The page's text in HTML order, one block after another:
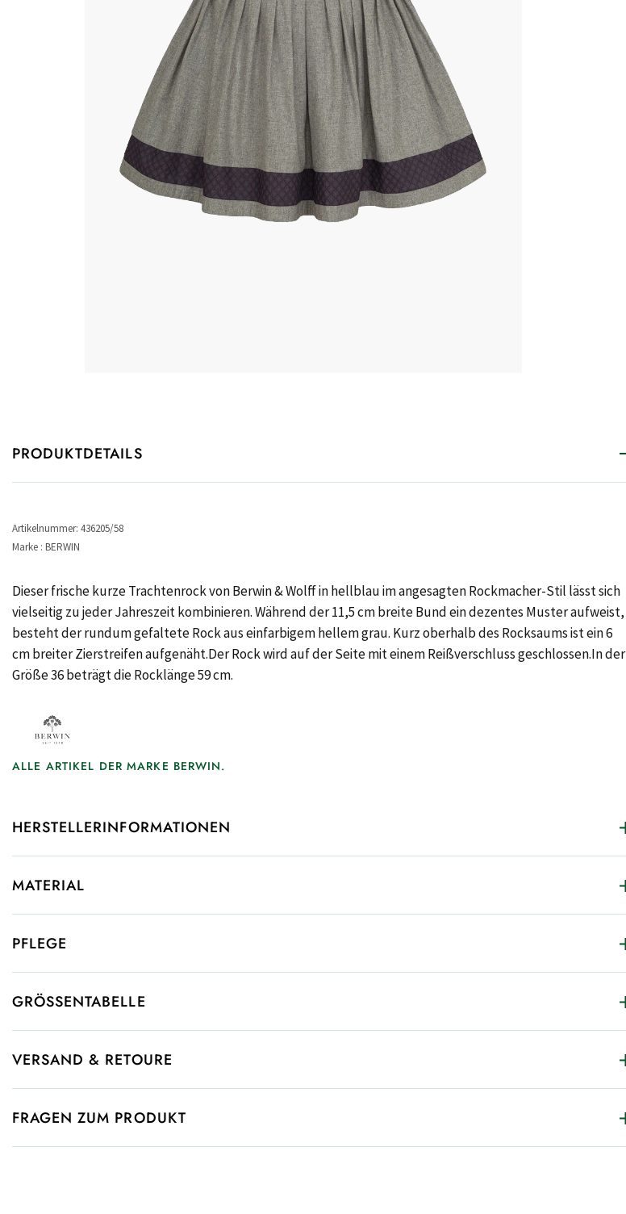
PRODUKTDETAILS
Artikelnummer: 436205/58
Marke : BERWIN
Dieser frische kurze Trachtenrock von Berwin & Wolff in hellblau im angesagten Rockmacher-Stil lässt sich
vielseitig zu jeder Jahreszeit kombinieren. Während der 11,5 cm breite Bund ein dezentes Muster aufweist,
besteht der rundum gefaltete Rock aus einfarbigem hellem grau. Kurz oberhalb des Rocksaums ist ein 6
cm breiter Zierstreifen aufgenäht.Der Rock wird auf der Seite mit einem Reißverschluss geschlossen.In der
Größe 36 beträgt die Rocklänge 59 cm.
ALLE ARTIKEL DER MARKE BERWIN.
HERSTELLERINFORMATIONEN
MATERIAL
PFLEGE
GRÖSSENTABELLE
VERSAND & RETOURE
FRAGEN ZUM PRODUKT